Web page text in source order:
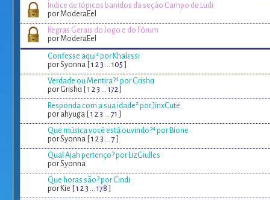
Índice de tópicos banidos da seção Campo de Ludi
por ModeraEel
Regras Gerais do Jogo e do Fórum
por ModeraEel
Confesse aqui⁴ por Khalɛssi
por Syonna [ 1 23 ... 105
Verdade ou Mentira?⁴ por Grishɑ
por Grishɑ [ 1 23 ... 172]
Responda com a sua idade² por JinxCute
por ahyuga [ 1 23 ... 71
Que música você está ouvindo?⁴ por Bione
por Syonna [ 1 23 ... 7
Qual Ajah pertenço? por LizGiulles
por Syonna
Que horas são? por Cindi
por Kie [ 1 23 ... 178